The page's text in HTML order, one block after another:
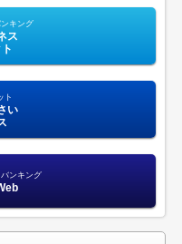
キング
ス
ト
い
ンキング